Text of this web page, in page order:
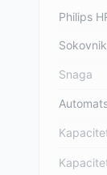
Philips
Snaga